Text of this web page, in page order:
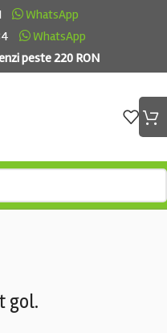
WhatsApp
WhatsApp
peste 220 RON
gol.